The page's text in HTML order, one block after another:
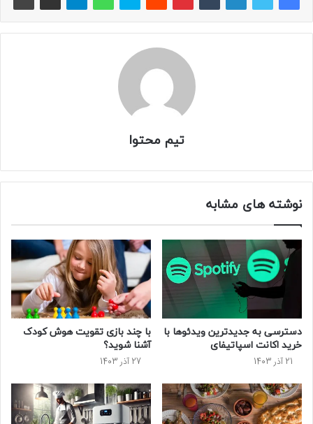
تیم محتوا
نوشته های مشابه
دسترسی به جدیدترین ویدئو‌ها با
خرید اکانت اسپاتیفای
21 آذر 1403
با چند بازی تقویت هوش کودک
آشنا شوید؟
27 آذر 1403